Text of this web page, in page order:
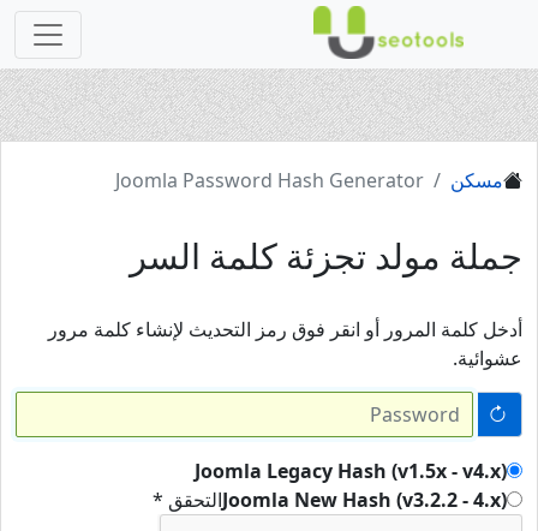
مسكن Joomla Password Hash Generator
جملة مولد تجزئة كلمة السر
أدخل كلمة المرور أو انقر فوق رمز التحديث لإنشاء كلمة مرور
عشوائية.
Joomla Legacy Hash (v1.5x - v4.x)
Joomla New Hash (v3.2.2 - 4.x)التحقق *